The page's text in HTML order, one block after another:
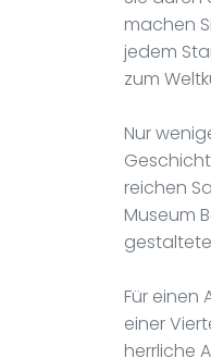
machen
jedem
zum
Nur
reichen
Museum
Für einen
einer
herrliche